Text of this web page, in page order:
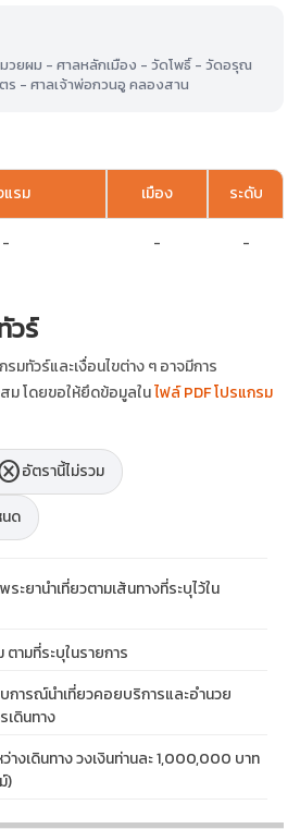
วยผม - ศาลหลักเมือง - วัดโพธิ์ - วัดอรุณ
- ศาลเจ้าพ่อกวนอู คลองสาน
แรม เมือง ระดับ
- - -
วร์
มทัวร์และเงื่อนไขต่าง ๆ อาจมีการ
ม โดยขอให้ยึดข้อมูลในไฟล์ PDF โปรแกรม
อัตรานี้ไม่รวม
นด
ะยานำเที่ยวตามเส้นทางที่ระบุไว้ใน
ตามที่ระบุในรายการ
การณ์นำเที่ยวคอยบริการและอำนวย
เดินทาง
างเดินทาง วงเงินท่านละ 1,000,000 บาท
)